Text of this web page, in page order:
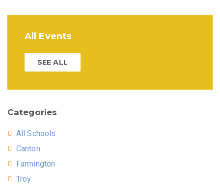
All Events
SEE ALL
Categories
All Schools
Canton
Farmington
Troy